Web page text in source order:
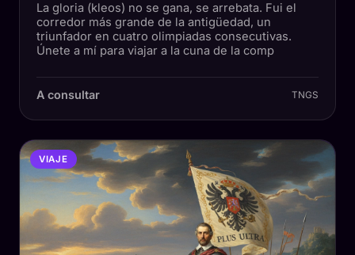
La gloria (kleos) no se gana, se arrebata. Fui el
corredor más grande de la antigüedad, un
triunfador en cuatro olimpiadas consecutivas.
Únete a mí para viajar a la cuna de la comp
A consultar TNGS
VIAJE